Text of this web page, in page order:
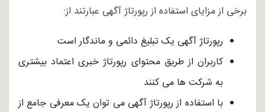
برخی از مزایای استفاده از رپورتاژ آگهی عبارتند از:
رپورتاژ آگهی یک تبلیغ دائمی و ماندگار است
کاربران از طریق محتوای رپورتاژ خبری اعتماد بیشتری
به شرکت ها می کنند
با استفاده از رپورتاژ آگهی می توان یک معرفی جامع از